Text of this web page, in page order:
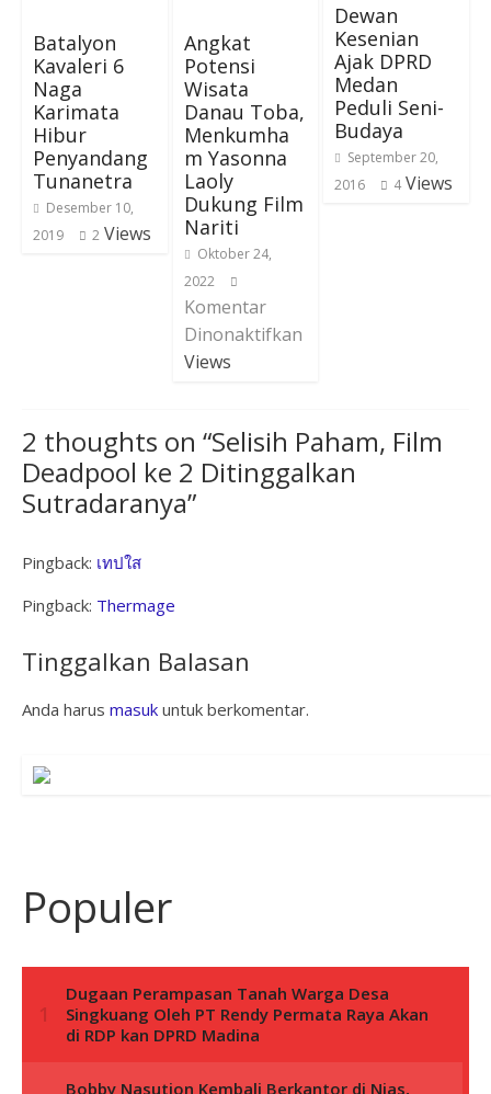
Batalyon
Kavaleri 6
Naga
Karimata
Hibur
Penyandang
Tunanetra
Desember 10,
2019
2 Views
Angkat
Potensi
Wisata
Danau Toba,
Menkumha
m Yasonna
Laoly
Dukung Film
Nariti
Oktober 24,
2022
Komentar
Dinonaktifkan
Views
Dewan
Kesenian
Ajak DPRD
Medan
Peduli Seni-
Budaya
September 20,
2016
4 Views
2 thoughts on “Selisih Paham, Film
Deadpool ke 2 Ditinggalkan
Sutradaranya”
Pingback: เทปใส
Pingback: Thermage
Tinggalkan Balasan
Anda harus masukuntuk berkomentar.
Populer